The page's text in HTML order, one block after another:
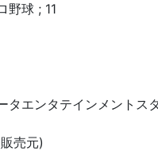
野球 ; 11
タエンタテインメントス
売元)